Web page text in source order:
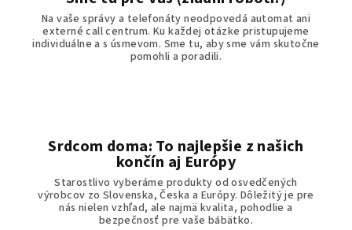
e
p
r
v
p
i
s
u
Na vaše správy a telefonáty neodpovedá automat ani
externé call centrum. Ku každej otázke pristupujeme
individuálne a s úsmevom. Sme tu, aby sme vám skutočne
pomohli a poradili.
Srdcom doma: To najlepšie z našich
končín aj Európy
Starostlivo vyberáme produkty od osvedčených
výrobcov zo Slovenska, Česka a Európy. Dôležitý je pre
nás nielen vzhľad, ale najmä kvalita, pohodlie a
bezpečnosť pre vaše bábätko.